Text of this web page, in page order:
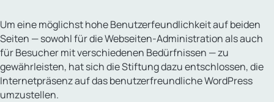
Um eine möglichst hohe Benutzerfeundlichkeit auf beiden
Seiten — sowohl für die Webseiten-Administration als auch
für Besucher mit verschiedenen Bedürfnissen — zu
gewährleisten, hat sich die Stiftung dazu entschlossen, die
Internetpräsenz auf das benutzerfreundliche WordPress
umzustellen.